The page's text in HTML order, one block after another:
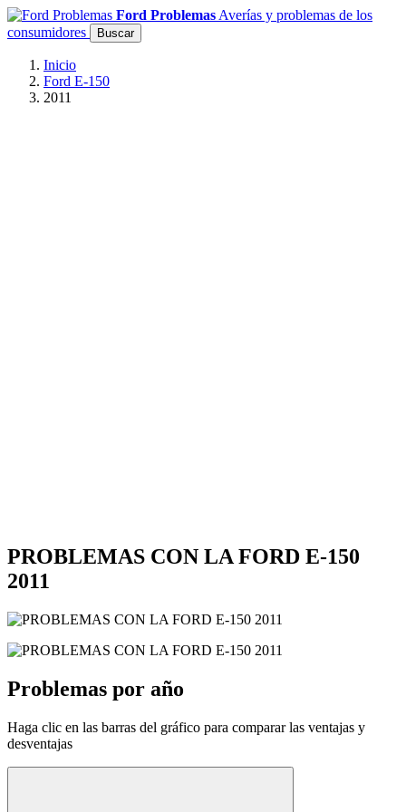
Ford Problemas Averías y problemas de los
consumidores
Buscar
Inicio
Ford E-150
2011
PROBLEMAS CON LA FORD E-150
2011
Problemas por año
Haga clic en las barras del gráfico para comparar las ventajas y
desventajas